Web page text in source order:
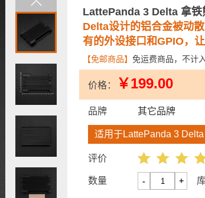
LattePanda 3 Delta 拿
Delta设计的铝合金被动
有的外设接口和GPIO，
【免邮商品】 免运费商品，不计
价格： ￥199.00
品牌 其它品牌
适用于LattePanda 3 Delta
评价
数量 - +